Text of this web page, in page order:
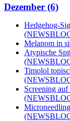
Dezember (6)
Hedgehog-
Melanom in
Atypische
Timolol
Screening